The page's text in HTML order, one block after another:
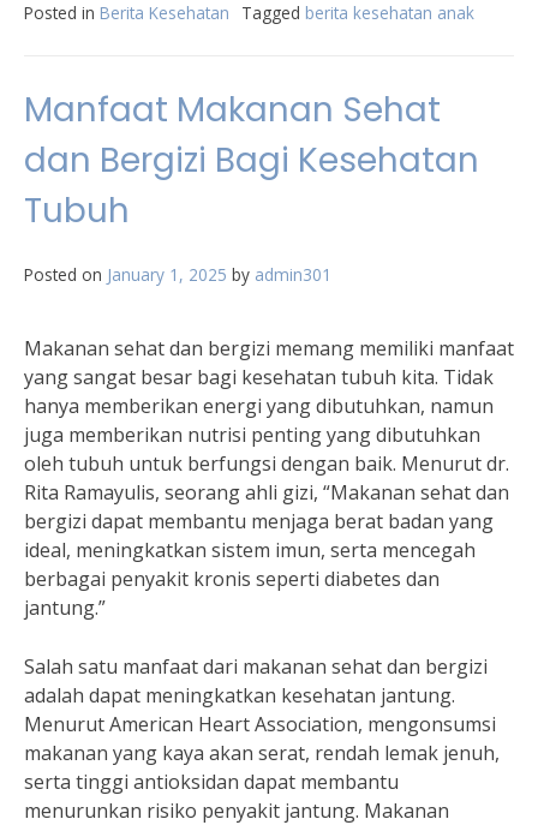
Posted in Berita Kesehatan Tagged berita kesehatan anak
Manfaat Makanan Sehat
dan Bergizi Bagi Kesehatan
Tubuh
Posted on January 1, 2025 by admin301
Makanan sehat dan bergizi memang memiliki manfaat
yang sangat besar bagi kesehatan tubuh kita. Tidak
hanya memberikan energi yang dibutuhkan, namun
juga memberikan nutrisi penting yang dibutuhkan
oleh tubuh untuk berfungsi dengan baik. Menurut dr.
Rita Ramayulis, seorang ahli gizi, “Makanan sehat dan
bergizi dapat membantu menjaga berat badan yang
ideal, meningkatkan sistem imun, serta mencegah
berbagai penyakit kronis seperti diabetes dan
jantung.”
Salah satu manfaat dari makanan sehat dan bergizi
adalah dapat meningkatkan kesehatan jantung.
Menurut American Heart Association, mengonsumsi
makanan yang kaya akan serat, rendah lemak jenuh,
serta tinggi antioksidan dapat membantu
menurunkan risiko penyakit jantung. Makanan